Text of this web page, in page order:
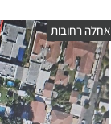
אחלה רחובות